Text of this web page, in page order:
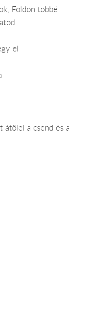
Földön többé
el
a csend és a